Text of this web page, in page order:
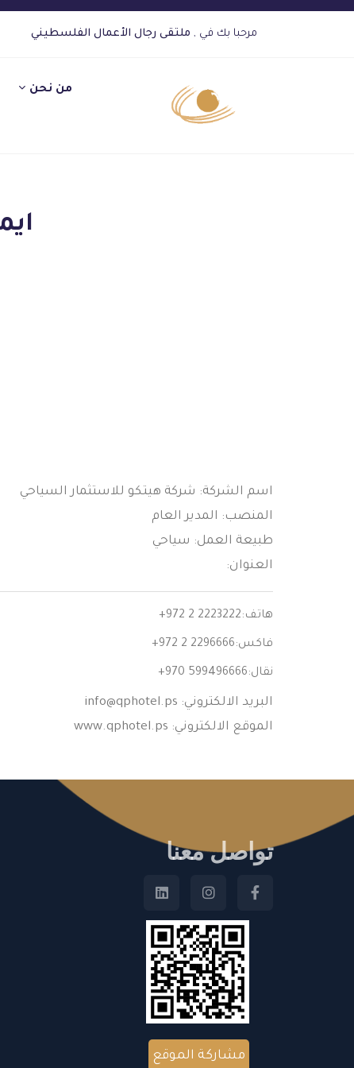
مرحبا بك في , ملتقى رجال الأعمال الفلسطيني
من نحن
اسم الشركة: شركة هيتكو للاستثمار السياحي
المنصب: المدير العام
طبيعة العمل: سياحي
العنوان:
هاتف:+972 2 2223222
فاكس:+972 2 2296666
نقال:+970 599496666
البريد الالكتروني: info@qphotel.ps
الموقع الالكتروني: www.qphotel.ps
تواصل معنا
مشاركة الموقع